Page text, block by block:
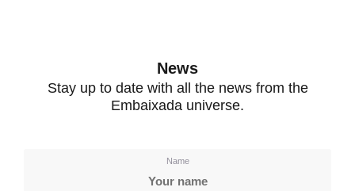
News
Stay up to date with all the news from the
Embaixada universe.
Name